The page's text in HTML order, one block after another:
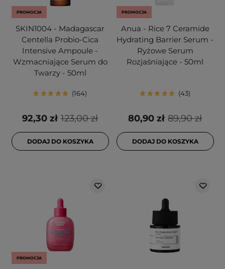
PROMOCJA
SKIN1004 - Madagascar
Centella Probio-Cica
Intensive Ampoule -
Wzmacniające Serum do
Twarzy - 50ml
164
123,00 zł
92,30 zł
DODAJ DO KOSZYKA
PROMOCJA
Anua - Rice 7 Ceramide
Hydrating Barrier Serum -
Ryżowe Serum
Rozjaśniające - 50ml
43
89,90 zł
80,90 zł
DODAJ DO KOSZYKA
PROMOCJA